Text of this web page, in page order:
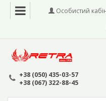
Особистий
+38 (050) 435-03-57
+38 (067) 322-88-45